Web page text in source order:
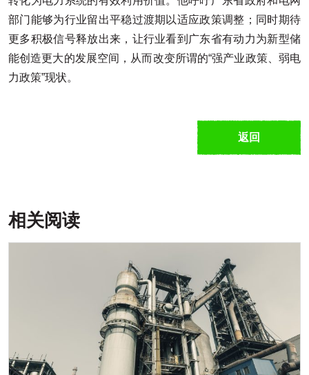
部门能够为行业留出平稳过渡期以适应政策调整；同时期待
更多积极信号释放出来，让行业看到广东省有动力为新型储
能创造更大的发展空间，从而改变所谓的“强产业政策、弱电
力政策”现状。
返回
相关阅读